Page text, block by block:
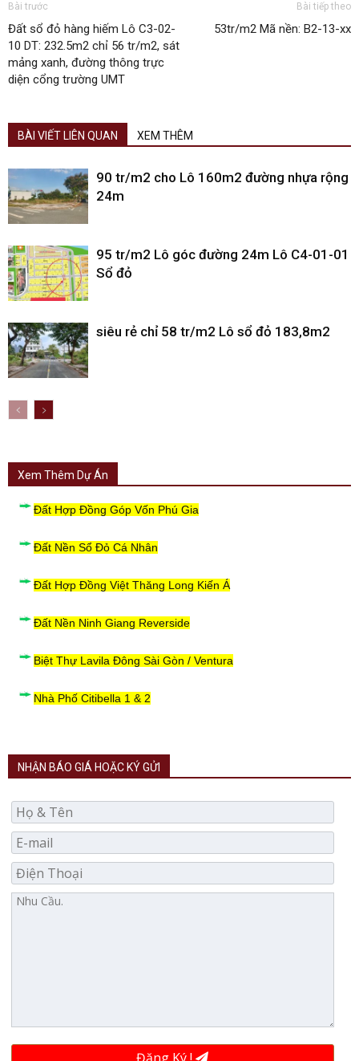
Bài trước
Đất sổ đỏ hàng hiếm Lô C3-02-
10 DT: 232.5m2 chỉ 56 tr/m2, sát
mảng xanh, đường thông trực
diện cổng trường UMT
Bài tiếp theo
53tr/m2 Mã nền: B2-13-xx
BÀI VIẾT LIÊN QUAN XEM THÊM
90 tr/m2 cho Lô 160m2 đường nhựa rộng
24m
95 tr/m2 Lô góc đường 24m Lô C4-01-01
Sổ đỏ
siêu rẻ chỉ 58 tr/m2 Lô sổ đỏ 183,8m2
Xem Thêm Dự Án
Đất Hợp Đồng Góp Vốn Phú Gia
Đất Nền Sổ Đỏ Cá Nhân
Đất Hợp Đồng Việt Thăng Long Kiến Á
Đất Nền Ninh Giang Reverside
Biệt Thự Lavila Đông Sài Gòn / Ventura
Nhà Phố Citibella 1 & 2
NHẬN BÁO GIÁ HOẶC KÝ GỬI